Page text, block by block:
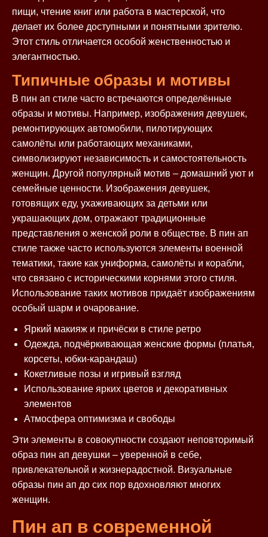
пищи, чтение книг или работа в мастерской, что
делает их более доступными и понятными зрителю.
Этот стиль отличается особой женственностью и
элегантностью.
Типичные образы и мотивы
В пин ап стиле часто встречаются определённые
образы и мотивы. Например, изображения девушек,
ремонтирующих автомобили, пилотирующих
самолёты или работающих механиками,
символизируют независимость и самостоятельность
женщин. Другой популярный мотив – домашний уют и
семейные ценности. Изображения девушек,
готовящих еду, ухаживающих за детьми или
украшающих дом, отражают традиционные
представления о женской роли в обществе. В пин ап
стиле также часто используются элементы военной
тематики, такие как униформа, самолёты и корабли,
что связано с историческими корнями этого стиля.
Использование таких мотивов придаёт изображениям
особый шарм и очарование.
Яркий макияж и причёски в стиле ретро
Одежда, подчёркивающая женские формы (платья,
корсеты, юбки-карандаш)
Кокетливые позы и игривый взгляд
Использование ярких цветов и декоративных
элементов
Атмосфера оптимизма и свободы
Эти элементы в совокупности создают неповторимый
образ пин ап девушки – уверенной в себе,
привлекательной и жизнерадостной. Визуальные
образы пин ап до сих пор вдохновляют многих
женщин.
Пин ап в современной